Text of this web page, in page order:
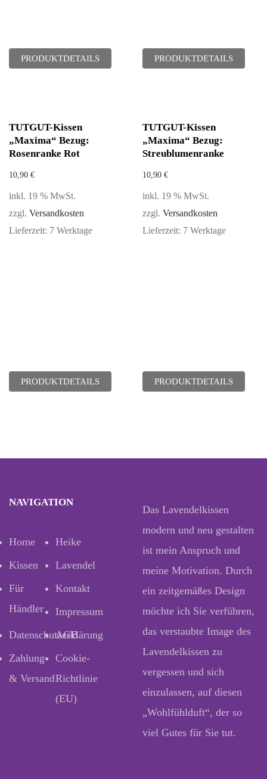
PRODUKTDETAILS PRODUKTDETAILS
TUTGUT-Kissen
„Maxima“ Bezug:
Rosenranke Rot
10,90 €
inkl. 19 % MwSt.
zzgl. Versandkosten
Lieferzeit: 7 Werktage
PRODUKTDETAILS
TUTGUT-Kissen
„Maxima“ Bezug:
Streublumenranke
10,90 €
inkl. 19 % MwSt.
zzgl. Versandkosten
Lieferzeit: 7 Werktage
PRODUKTDETAILS
NAVIGATION
Home
Heike
Kissen
Lavendel
Für
Händler
Kontakt
Impressum
Datenschutzerklärung
AGB
Zahlung
& Versand
Cookie-
Richtlinie
(EU)
Das Lavendelkissen
modern und neu gestalten
ist mein Anspruch und
meine Motivation. Durch
ein zeitgemäßes Design
möchte ich Sie verführen,
das verstaubte Image des
Lavendelkissen zu
vergessen und sich
einzulassen, auf diesen
„Wohlfühlduft“, der so
viel Gutes für Sie tut.